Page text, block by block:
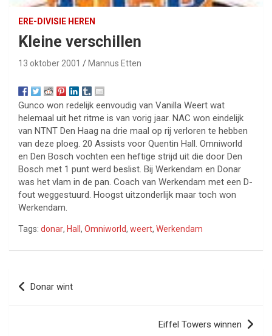
ERE-DIVISIE HEREN
Kleine verschillen
13 oktober 2001 Mannus Etten
Gunco won redelijk eenvoudig van Vanilla Weert wat
helemaal uit het ritme is van vorig jaar. NAC won eindelijk
van NTNT Den Haag na drie maal op rij verloren te hebben
van deze ploeg. 20 Assists voor Quentin Hall. Omniworld
en Den Bosch vochten een heftige strijd uit die door Den
Bosch met 1 punt werd beslist. Bij Werkendam en Donar
was het vlam in de pan. Coach van Werkendam met een D-
fout weggestuurd. Hoogst uitzonderlijk maar toch won
Werkendam.
Tags: donar, Hall , Omniworld, weert, Werkendam
Bericht
navigatie
Donar wint
Eiffel Towers winnen